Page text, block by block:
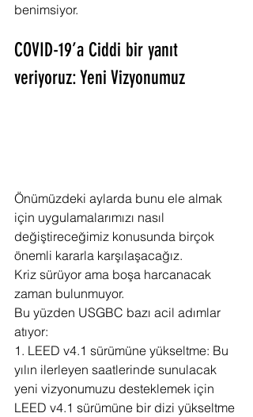
benimsiyor.
COVID-19’a Ciddi bir yanıt
veriyoruz: Yeni Vizyonumuz
Önümüzdeki aylarda bunu ele almak
için uygulamalarımızı nasıl
değiştireceğimiz konusunda birçok
önemli kararla karşılaşacağız.
Kriz sürüyor ama boşa harcanacak
zaman bulunmuyor.
Bu yüzden USGBC bazı acil adımlar
atıyor:
1. LEED v4.1 sürümüne yükseltme: Bu
yılın ilerleyen saatlerinde sunulacak
yeni vizyonumuzu desteklemek için
LEED v4.1 sürümüne bir dizi yükseltme